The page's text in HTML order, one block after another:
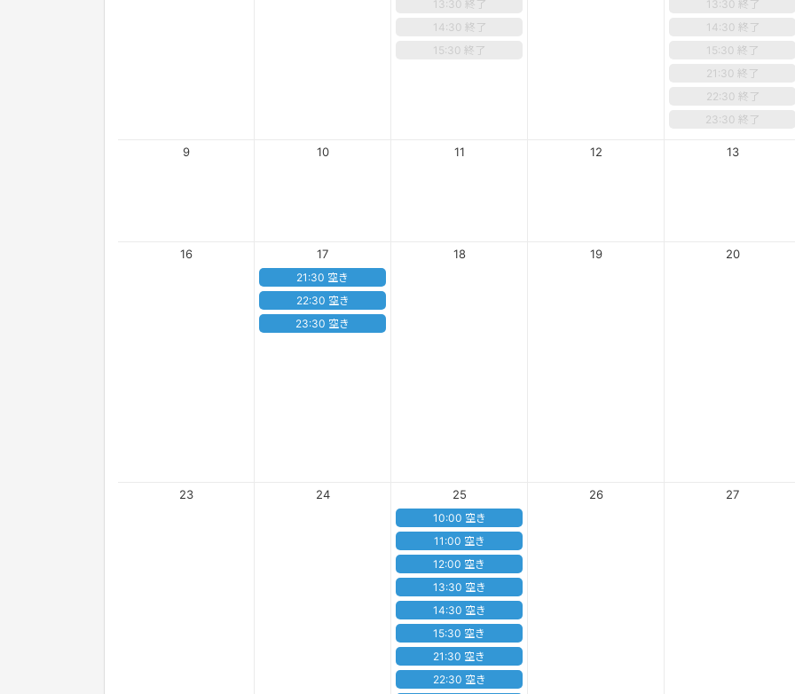
13:30 終了
14:30 終了
15:30 終了
13:30 終了
14:30 終了
15:30 終了
21:30 終了
22:30 終了
23:30 終了
9 10 11 12 13
16 17
21:30 空き
22:30 空き
23:30 空き
18 19 20
23 24 25
10:00 空き
11:00 空き
12:00 空き
13:30 空き
14:30 空き
15:30 空き
21:30 空き
22:30 空き
26 27